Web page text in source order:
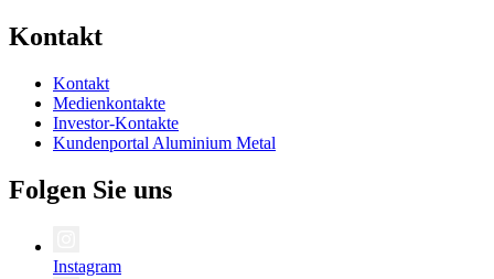
Kontakt
Kontakt
Medienkontakte
Investor-Kontakte
Kundenportal Aluminium Metal
Folgen Sie uns
Instagram